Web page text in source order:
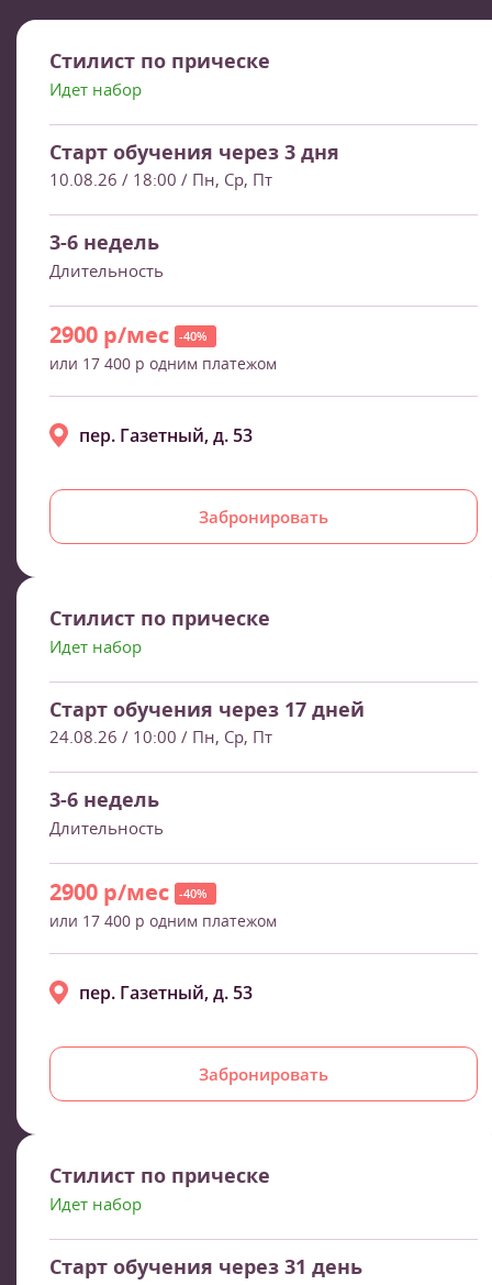
Стилист по прическе
Идет набор
Старт обучения через 3 дня
10.08.26 / 18:00 / Пн, Ср, Пт
3-6 недель
Длительность
2900 р/мес -40%
или 17 400 р одним платежом
Забронировать
пер. Газетный, д. 53
Стилист по прическе
Идет набор
Старт обучения через 17 дней
24.08.26 / 10:00 / Пн, Ср, Пт
3-6 недель
Длительность
2900 р/мес -40%
или 17 400 р одним платежом
Забронировать
пер. Газетный, д. 53
Стилист по прическе
Идет набор
Старт обучения через 31 день